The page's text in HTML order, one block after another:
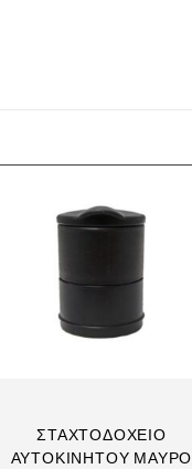
ΣΤΑΧΤΟΔΟΧΕΊΟ
ΑΥΤΟΚΙΝΉΤΟΥ ΜΑΎΡΟ